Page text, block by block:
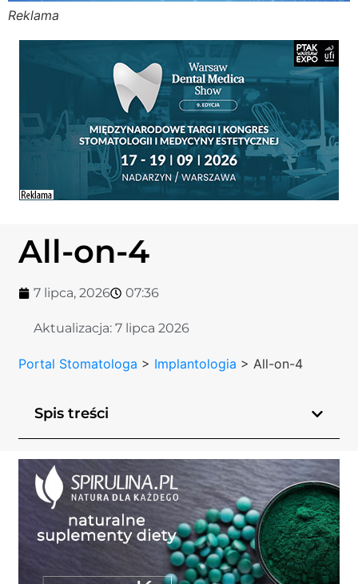
Reklama
All-on-4
7 lipca, 2026 07:36
Aktualizacja:7 lipca 2026
Portal Stomatologa > Implantologia >All-on-4
Spis treści